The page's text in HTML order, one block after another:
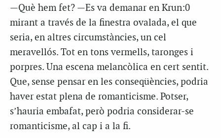
—Què hem fet? —Es va demanar en Krun:0
mirant a través de la finestra ovalada, el que
seria, en altres circumstàncies, un cel
meravellós. Tot en tons vermells, taronges i
porpres. Una escena melancòlica en cert sentit.
Que, sense pensar en les conseqüències, podria
haver estat plena de romanticisme. Potser,
s’hauria embafat, però podria considerar-se
romanticisme, al cap i a la fi.